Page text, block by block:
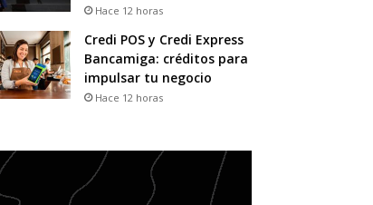
Hace 12 horas
Credi POS y Credi Express
Bancamiga: créditos para
impulsar tu negocio
Hace 12 horas